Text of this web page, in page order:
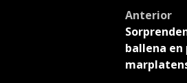
Post
Anterior
ballena